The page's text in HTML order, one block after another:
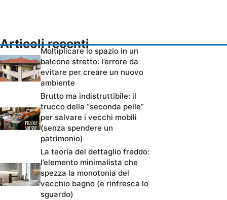
Articoli recenti
Moltiplicare lo spazio in un
balcone stretto: l’errore da
evitare per creare un nuovo
ambiente
Brutto ma indistruttibile: il
trucco della “seconda pelle”
per salvare i vecchi mobili
(senza spendere un
patrimonio)
La teoria del dettaglio freddo:
l’elemento minimalista che
spezza la monotonia del
vecchio bagno (e rinfresca lo
sguardo)